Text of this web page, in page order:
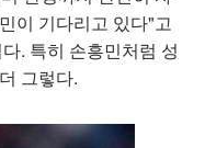
이 기다리고 있다"고
. 특히 손흥민처럼 성
그렇다.